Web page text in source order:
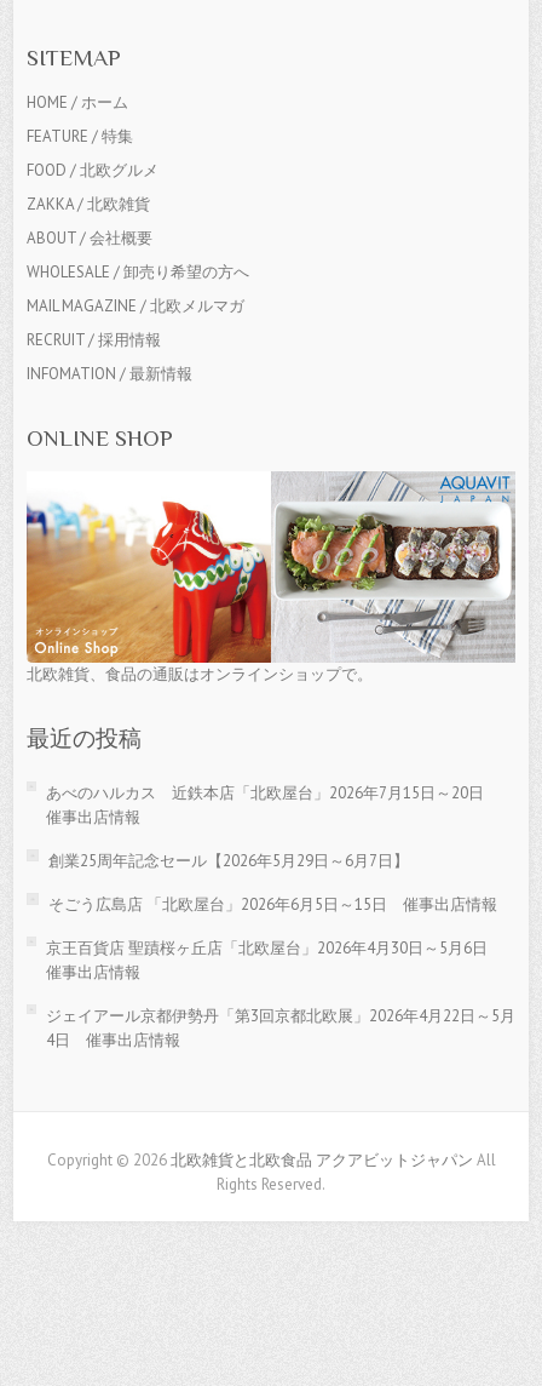
SITEMAP
HOME / ホーム
FEATURE / 特集
FOOD / 北欧グルメ
ZAKKA / 北欧雑貨
ABOUT / 会社概要
WHOLESALE / 卸売り希望の方へ
MAIL MAGAZINE / 北欧メルマガ
RECRUIT / 採用情報
INFOMATION / 最新情報
ONLINE SHOP
北欧雑貨、食品の通販はオンラインショップで。
最近の投稿
あべのハルカス 近鉄本店「北欧屋台」2026年7月15日～20日
催事出店情報
創業25周年記念セール【2026年5月29日～6月7日】
そごう広島店 「北欧屋台」2026年6月5日～15日 催事出店情報
京王百貨店 聖蹟桜ヶ丘店「北欧屋台」2026年4月30日～5月6日
催事出店情報
ジェイアール京都伊勢丹「第3回京都北欧展」2026年4月22日～5月
4日 催事出店情報
Copyright © 2026北欧雑貨と北欧食品 アクアビットジャパン All
Rights Reserved.